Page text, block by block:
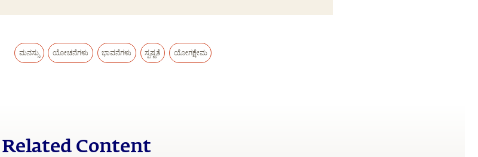
ಮನಸ್ಸು ಯೋಚನೆಗಳು ಭಾವನೆಗಳು ಸ್ಪಷ್ಟತೆ ಯೋಗಕ್ಷೇಮ
Related Content